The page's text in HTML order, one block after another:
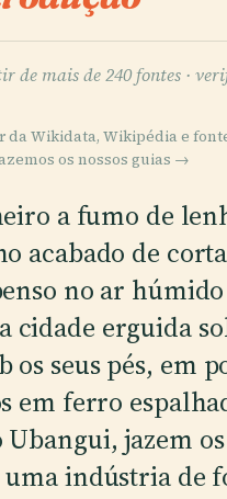
de mais de 240 fontes ·
da Wikidata, Wikipédia e
os nossos guias →
a fumo de
acabado de
no ar
cidade erguida
os seus pés, em
em ferro
jazem os
uma indústria de